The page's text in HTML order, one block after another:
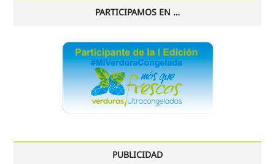
PARTICIPAMOS EN …
PUBLICIDAD